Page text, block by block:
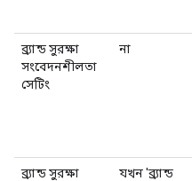
ব্র্যান্ড সুরক্ষা
সংবেদনশীলতা
সেটিং
না
ব্র্যান্ড সুরক্ষা
যখন 'ব্র্যান্ড